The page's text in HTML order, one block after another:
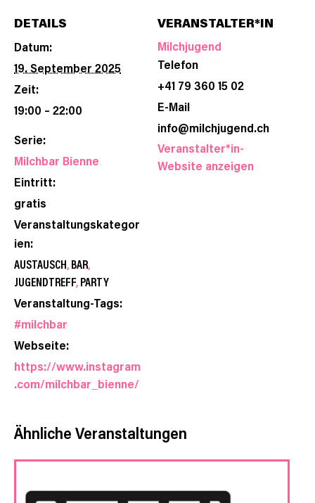
DETAILS
Datum:
19. September 2025
Zeit:
19:00 – 22:00
Serie:
Milchbar Bienne
Eintritt:
gratis
Veranstaltungskategor
ien:
AUSTAUSCH,BAR,
JUGENDTREFF,PARTY
Veranstaltung-Tags:
#milchbar
Webseite:
https://www.instagram
.com/milchbar_bienne/
VERANSTALTER*IN
Milchjugend
Telefon
+41 79 360 15 02
E-Mail
info@milchjugend.ch
Veranstalter*in-
Website anzeigen
Ähnliche Veranstaltungen